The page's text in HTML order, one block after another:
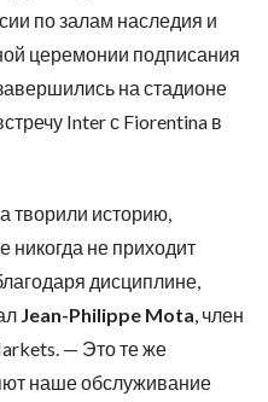
по залам наследия и
церемонии подписания
на стадионе
Inter с Fiorentina в
творили историю,
никогда не приходит
дисциплине,
Jean-Philippe Mota, член
— Это те же
наше обслуживание